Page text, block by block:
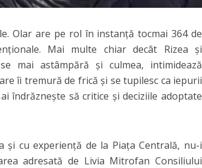
Olar are pe rol în instanţă tocmai 364 de
Mai multe chiar decât Rizea şi
mai astâmpără şi culmea, intimidează
îi tremură de frică şi se tupilesc ca iepurii
îndrăzneşte să critice şi deciziile adoptate
cu experienţă de la Piaţa Centrală, nu-i
adresată de Livia Mitrofan Consiliului